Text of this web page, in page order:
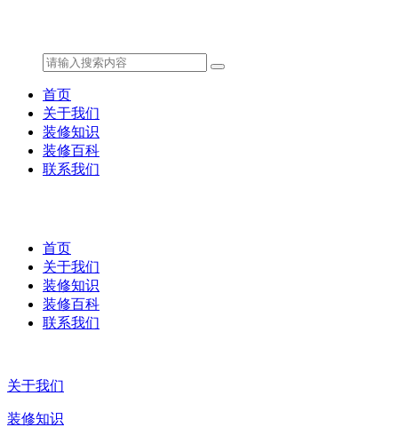
首页
关于我们
装修知识
装修百科
联系我们
首页
关于我们
装修知识
装修百科
联系我们
关于我们
装修知识